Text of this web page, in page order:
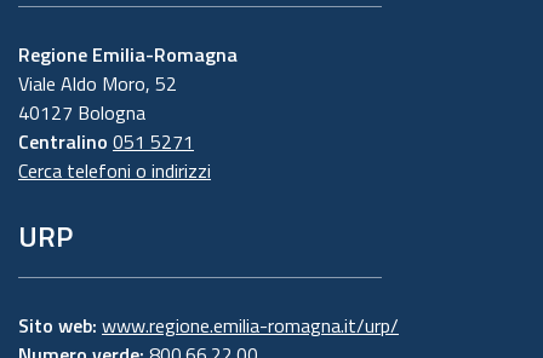
Regione Emilia-Romagna
Viale Aldo Moro, 52
40127 Bologna
Centralino 051 5271
Cerca telefoni o indirizzi
URP
Sito web: www.regione.emilia-romagna.it/urp/